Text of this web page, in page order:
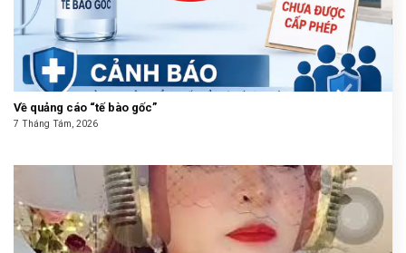
Về quảng cáo “tế bào gốc”
7 Tháng Tám, 2026